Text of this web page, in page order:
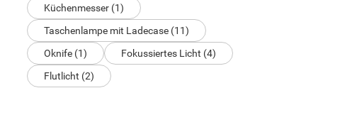
Küchenmesser (1)
Taschenlampe mit Ladecase (11)
Oknife (1)
Fokussiertes Licht (4)
Flutlicht (2)